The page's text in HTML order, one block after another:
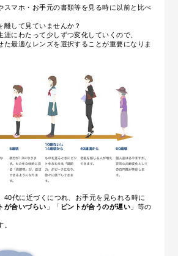
スマホ・お手元の書類等を見る時に以前と比べ
離して見ていませんか？
にわたって少しずつ変化していくので、
た最適なレンズを選択することが重要になりま
40代に近づくにつれ、お手元を見られる時に
が合いづらい 」「 ピントが合うのが遅い 」等の